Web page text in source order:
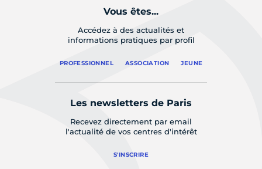
Vous êtes...
Accédez à des actualités et
informations pratiques par profil
PROFESSIONNEL ASSOCIATION JEUNE
Les newsletters de Paris
Recevez directement par email
l'actualité de vos centres d'intérêt
S'INSCRIRE